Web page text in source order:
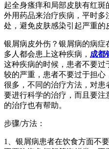
起全身瘙痒和局部皮肤有红
外用药品来治疗疾病，平时多
处，避免皮肤感染引起严重的
银屑病皮外伤？银屑病的病
多人都会患上这种疾病， 成都
这种疾病的时候，患者不要
较的严重，患者不要过于担
很多，不同的治疗方法，对患
要进行科学的治疗，而且要
的治疗也有帮助。
步骤/方法：
1、银屑病患者在饮食方面不